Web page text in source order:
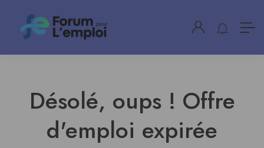
Désolé, oups ! Offre
d'emploi expirée